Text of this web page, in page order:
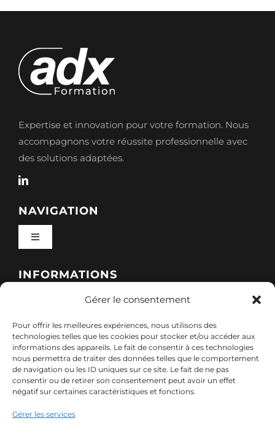
Gérer le consentement
Pour offrir les meilleures expériences, nous utilisons des
technologies telles que les cookies pour stocker et/ou accéder aux
informations des appareils. Le fait de consentir à ces technologies
nous permettra de traiter des données telles que le comportement
de navigation ou les ID uniques sur ce site. Le fait de ne pas
consentir ou de retirer son consentement peut avoir un effet
négatif sur certaines caractéristiques et fonctions.
Gérer les services
Expertise et innovation pour votre formation. Nous
accompagnons votre réussite professionnelle avec
des solutions adaptées.
NAVIGATION
Toggle
Qui sommes-nous ?
Nos sessions
Ressources
INFORMATIONS
Politique de cookies (UE)
Mentions légales
Politique de confidentialité des données (RGPD)
CONTACT
7, rue de Marigné-Peuton – 53200 Château-
Gontier
contact@adx-formation.com